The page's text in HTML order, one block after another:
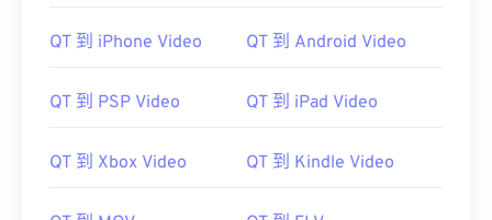
QT 到 iPhone Video QT 到 Android Video
QT 到 PSP Video QT 到 iPad Video
QT 到 Xbox Video QT 到 Kindle Video